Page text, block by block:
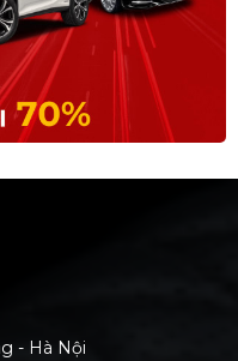
- Hà Nội